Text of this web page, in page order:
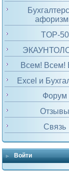
TOP-50
Всем! Всем!
Excel и
Форум
Отзывы
Связь
Войти